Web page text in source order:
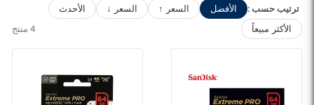
ترتيب حسب : الأفضل السعر ↑ السعر ↓
الأحدث
الأكثر مبيعاً
4 منتج